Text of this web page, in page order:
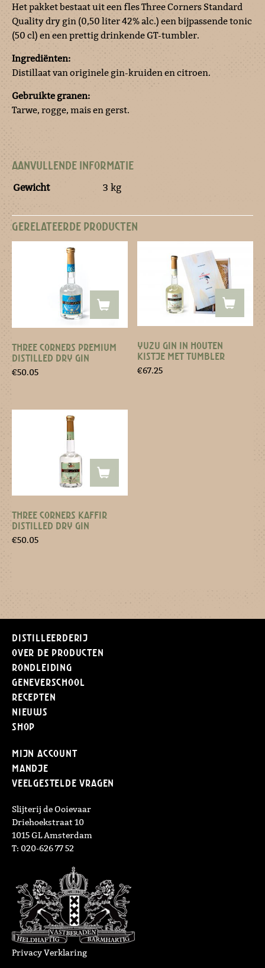
Het pakket bestaat uit een fles Three Corners Standard
Quality dry gin (0,50 liter 42% alc.) een bijpassende tonic
(50 cl) en een prettig drinkende GT-tumbler.
Ingrediënten:
Distillaat van originele gin-kruiden en citroen.
Gebruikte granen:
Tarwe, rogge, mais en gerst.
AANVULLENDE INFORMATIE
Gewicht 3 kg
GERELATEERDE PRODUCTEN
THREE CORNERS PREMIUM
DISTILLED DRY GIN
€50.05
YUZU GIN IN HOUTEN
KISTJE MET TUMBLER
€67.25
THREE CORNERS KAFFIR
DISTILLED DRY GIN
€50.05
Distilleerderij
Over de producten
Rondleiding
Geneverschool
Recepten
Nieuws
Shop
Mijn Account
Mandje
Veelgestelde vragen
Slijterij de Ooievaar
Driehoekstraat 10
1015 GL Amsterdam
T: 020-626 77 52
Privacy Verklaring